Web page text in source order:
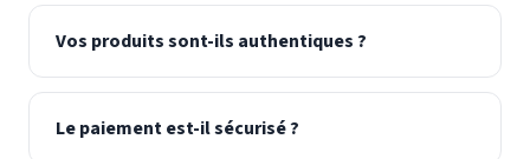
Vos produits sont-ils authentiques ?
Le paiement est-il sécurisé ?